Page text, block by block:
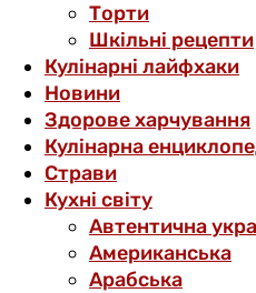
Торти
Шкільні рецепти
Кулінарні лайфхаки
Новини
Здорове харчування
Кулінарна
Страви
Кухні світу
Автентична
Американська
Арабська